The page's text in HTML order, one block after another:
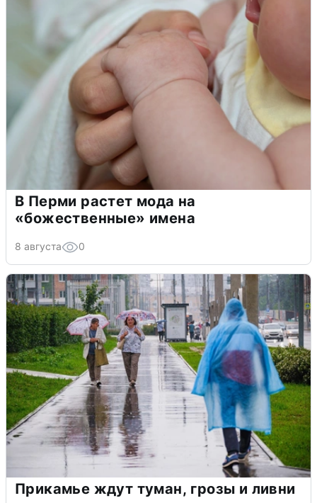
В Перми растет мода на
«божественные» имена
8 августа 0
Прикамье ждут туман, грозы и ливни